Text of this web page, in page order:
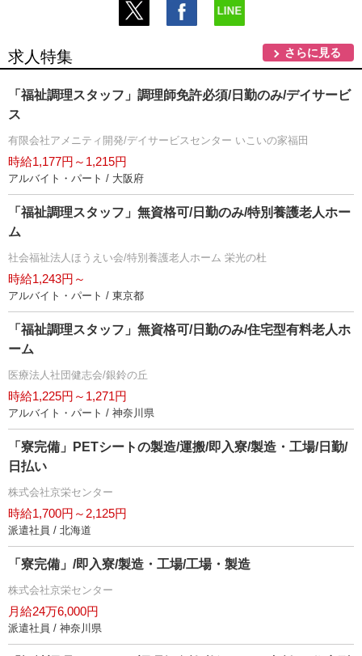
求人特集 さらに見る
「福祉調理スタッフ」調理師免許必須/日勤のみ/デイサービ
ス
有限会社アメニティ開発/デイサービスセンター いこいの家福田
時給1,177円～1,215円
アルバイト・パート / 大阪府
「福祉調理スタッフ」無資格可/日勤のみ/特別養護老人ホー
ム
社会福祉法人ほうえい会/特別養護老人ホーム 栄光の杜
時給1,243円～
アルバイト・パート / 東京都
「福祉調理スタッフ」無資格可/日勤のみ/住宅型有料老人ホ
ーム
医療法人社団健志会/銀鈴の丘
時給1,225円～1,271円
アルバイト・パート / 神奈川県
「寮完備」PETシートの製造/運搬/即入寮/製造・工場/日勤/
日払い
株式会社京栄センター
時給1,700円～2,125円
派遣社員 / 北海道
「寮完備」/即入寮/製造・工場/工場・製造
株式会社京栄センター
月給24万6,000円
派遣社員 / 神奈川県